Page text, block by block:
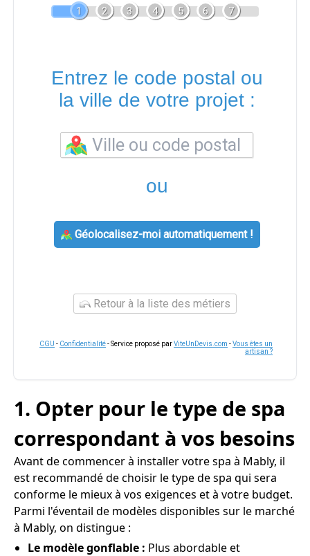
1 2 3 4 5 6 7
Entrez le code postal ou
la ville de votre projet :
ou
Géolocalisez-moi automatiquement !
Retour à la liste des métiers
CGU - Confidentialité- Service proposé parViteUnDevis.com -Vous êtes un
artisan ?
1. Opter pour le type de spa
correspondant à vos besoins
Avant de commencer à installer votre spa à Mably, il
est recommandé de choisir le type de spa qui sera
conforme le mieux à vos exigences et à votre budget.
Parmi l'éventail de modèles disponibles sur le marché
à Mably, on distingue :
Le modèle gonflable : Plus abordable et